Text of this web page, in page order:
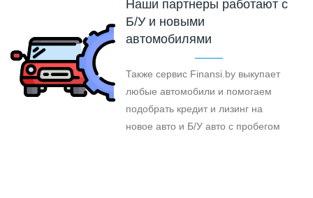
Наши партнеры работают с
Б/У и новыми
автомобилями
Также сервис Finansi.by выкупает
любые автомобили и помогаем
подобрать кредит и лизинг на
новое авто и Б/У авто с пробегом